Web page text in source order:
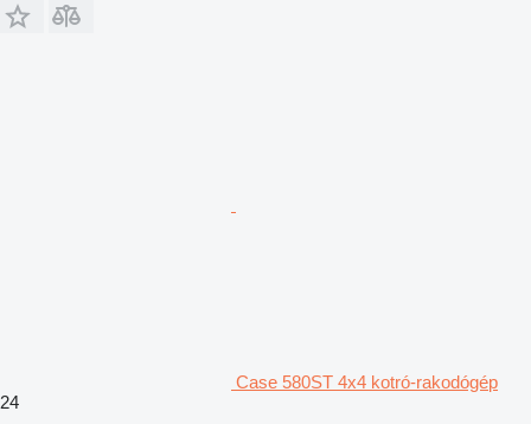
Case 580ST 4x4 kotró-rakodógép
24